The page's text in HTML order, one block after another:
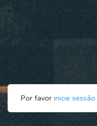
Por favor inicie sessão